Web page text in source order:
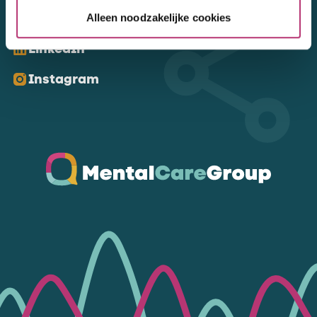
Alleen noodzakelijke cookies
Kom ons volgen
LinkedIn
Instagram